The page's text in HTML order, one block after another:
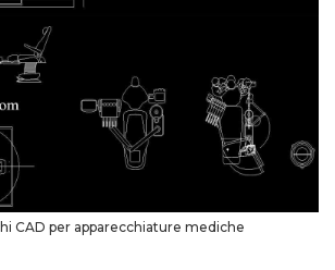
CAD per apparecchiature mediche